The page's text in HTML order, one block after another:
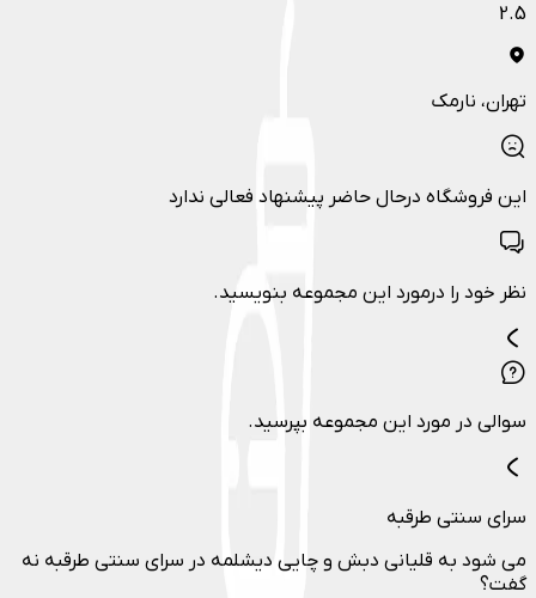
2.5
تهران، نارمک
این فروشگاه درحال حاضر پیشنهاد فعالی ندارد
نظر خود را درمورد این مجموعه بنویسید.
سوالی در مورد این مجموعه بپرسید.
سرای سنتی طرقبه
می شود به قلیانی دبش و چایی دیشلمه در سرای سنتی طرقبه نه
گفت؟